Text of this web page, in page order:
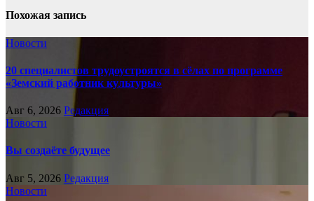
Похожая запись
Новости
20 специалистов трудоустроятся в сёлах по программе
«Земский работник культуры»
Авг 6, 2026 Редакция
Новости
Вы создаёте будущее
Авг 5, 2026 Редакция
Новости